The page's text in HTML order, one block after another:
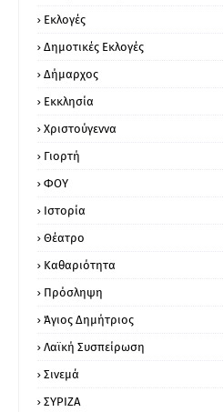
Εκλογές
Δημοτικές Εκλογές
Δήμαρχος
Εκκλησία
Χριστούγεννα
Γιορτή
ΦΟΥ
Ιστορία
Θέατρο
Καθαριότητα
Πρόσληψη
Άγιος Δημήτριος
Λαϊκή Συσπείρωση
Σινεμά
ΣΥΡΙΖΑ